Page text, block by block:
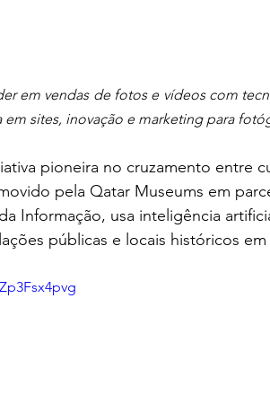
sites, inovação e marketing para
pioneira no cruzamento entre
pela Qatar Museums em
Informação, usa inteligência
públicas e locais históricos em